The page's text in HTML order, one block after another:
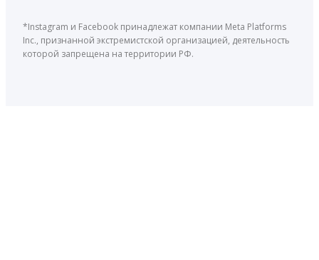
*Instagram и Facebook принадлежат компании Meta Platforms
Inc., признанной экстремистской организацией, деятельность
которой запрещена на территории РФ.